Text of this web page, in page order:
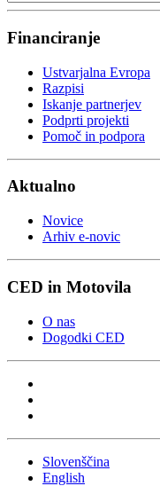
Financiranje
Ustvarjalna Evropa
Razpisi
Iskanje partnerjev
Podprti projekti
Pomoč in podpora
Aktualno
Novice
Arhiv e-novic
CED in Motovila
O nas
Dogodki CED
Slovenščina
English